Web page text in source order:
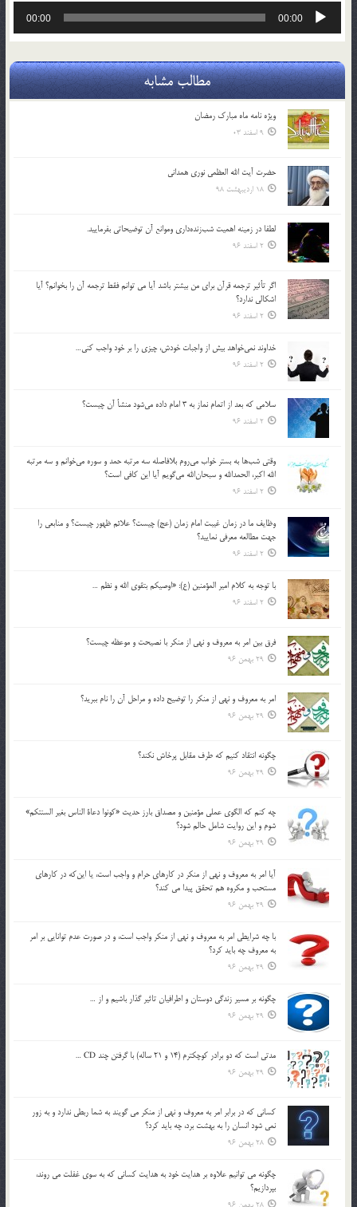
پخش‌کننده
00:00
00:00
مطالب مشابه
ویژه نامه ماه مبارک رمضان
9 اسفند 03
حضرت آیت الله العظمی نوری همدانی
18 اردیبهشت 98
لطفا در زمينه اهميت شب‌زنده‌داري وموانع آن توضيحاتي بفرماييد.
2 اسفند 96
اگر تأثير ترجمه قرآن براي من بيشتر باشد آيا مي توانم فقط ترجمه آن را بخوانم؟ آيا
اشكالي ندارد؟
2 اسفند 96
خداوند نمي‌خواهد بيش از واجبات خودش، چيزي را بر خود واجب كني…
2 اسفند 96
سلامي كه بعد از اتمام نماز به 3 امام داده مي‌شود منشأ آن چيست؟
2 اسفند 96
وقتي شب‌ها به بستر خواب مي‌روم بلافاصله سه مرتبه حمد و سوره مي‌خوانم و سه مرتبه
الله اكبر، الحمدالله و سبحان‌الله مي‌گويم آيا اين كافي است؟
2 اسفند 96
وظايف ما در زمان غيبت امام زمان (عج) چيست؟ علائم ظهور چيست؟ و منابعي را
جهت مطالعه معرفي نماييد؟
2 اسفند 96
با توجه به كلام امير المؤمنين (ع): «اوصيكم بتقوي الله و نظم …
2 اسفند 96
فرق بين امر به معروف و نهي از منكر با نصيحت و موعظه چيست؟
29 بهمن 96
امر به معروف و نهي از منكر را توضيح داده و مراحل آن را نام ببريد؟
29 بهمن 96
چگونه انتقاد كنيم كه طرف مقابل پرخاش نكند؟
29 بهمن 96
چه كنم كه الگوي عملي مؤمنين و مصداق بارز حديث «كونوا دعاة الناس بغير السنتكم»
شوم و اين روايت شامل حالم شود؟
29 بهمن 96
آيا امر به معروف و نهي از منكر در كارهاي حرام و واجب است، يا اين‌كه در كارهاي
مستحب و مكروه هم تحقق پيدا مي كند؟
29 بهمن 96
با چه شرايطي امر به معروف و نهي از منکر واجب است، و در صورت عدم توانايي بر امر
به معروف چه بايد کرد؟
29 بهمن 96
چگونه بر مسير زندگي دوستان و اطرافيان تاثير گذار باشيم و از …
29 بهمن 96
مدتي است كه دو برادر كوچكترم (14 و 21 ساله) با گرفتن چند CD …
29 بهمن 96
كساني كه در برابر امر به معروف و نهي از منكر مي گويند به شما ربطي ندارد و به زور
نمي شود انسان را به بهشت برد، چه بايد كرد؟
28 بهمن 96
چگونه مي توانيم علاوه بر هدايت خود به هدايت كساني كه به سوي غفلت مي روند،
بپردازيم؟